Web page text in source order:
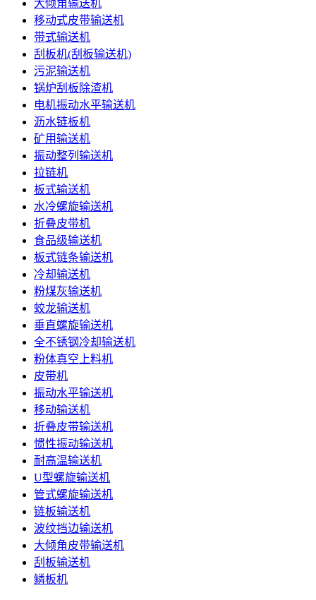
大倾角输送机
移动式皮带输送机
带式输送机
刮板机(刮板输送机)
污泥输送机
锅炉刮板除渣机
电机振动水平输送机
沥水链板机
矿用输送机
振动整列输送机
拉链机
板式输送机
水冷螺旋输送机
折叠皮带机
食品级输送机
板式链条输送机
冷却输送机
粉煤灰输送机
蛟龙输送机
垂直螺旋输送机
全不锈钢冷却输送机
粉体真空上料机
皮带机
振动水平输送机
移动输送机
折叠皮带输送机
惯性振动输送机
耐高温输送机
U型螺旋输送机
管式螺旋输送机
链板输送机
波纹挡边输送机
大倾角皮带输送机
刮板输送机
鳞板机